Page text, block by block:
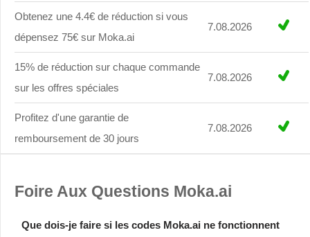
Obtenez une 4.4€ de réduction si vous
dépensez 75€ sur Moka.ai
7.08.2026
15% de réduction sur chaque commande
sur les offres spéciales
7.08.2026
Profitez d'une garantie de
remboursement de 30 jours
7.08.2026
Foire Aux Questions Moka.ai
Que dois-je faire si les codes Moka.ai ne fonctionnent